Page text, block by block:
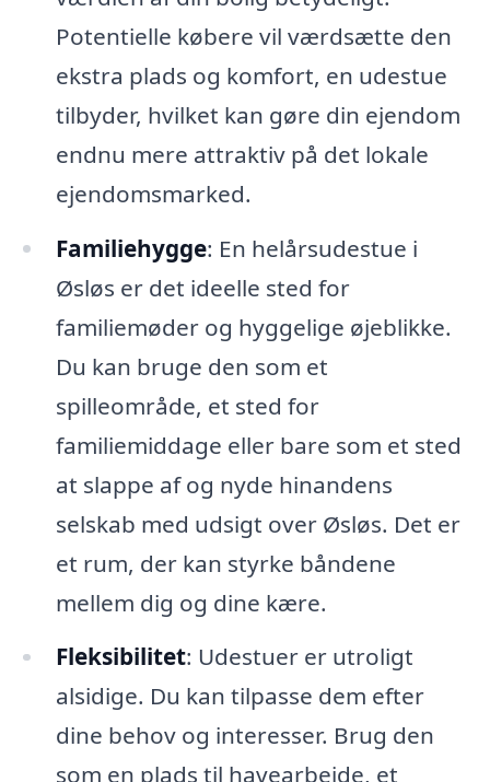
Potentielle købere vil værdsætte den
ekstra plads og komfort, en udestue
tilbyder, hvilket kan gøre din ejendom
endnu mere attraktiv på det lokale
ejendomsmarked.
Familiehygge: En helårsudestue i
Øsløs er det ideelle sted for
familiemøder og hyggelige øjeblikke.
Du kan bruge den som et
spilleområde, et sted for
familiemiddage eller bare som et sted
at slappe af og nyde hinandens
selskab med udsigt over Øsløs. Det er
et rum, der kan styrke båndene
mellem dig og dine kære.
Fleksibilitet: Udestuer er utroligt
alsidige. Du kan tilpasse dem efter
dine behov og interesser. Brug den
som en plads til havearbejde, et